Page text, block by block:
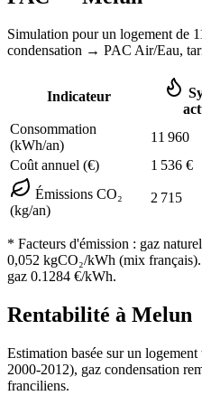
Simulation pour un logement de
condensation → PAC Air/Eau,
Indicateur
Consommation
(kWh/an)
11 960
Coût annuel (€)
1 536 €
Émissions CO₂
(kg/an)
2 715
* Facteurs d'émission : gaz
0,052 kgCO₂/kWh (mix
gaz 0.1284 €/kWh.
Rentabilité à Melun
Estimation basée sur un logement
2000-2012), gaz condensation
franciliens.